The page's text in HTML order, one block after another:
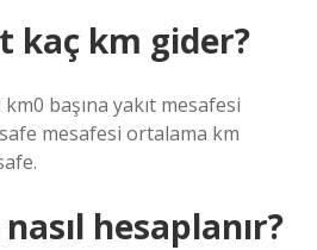
kaç km gider?
başına yakıt mesafesi
mesafesi ortalama km
hesaplanır?